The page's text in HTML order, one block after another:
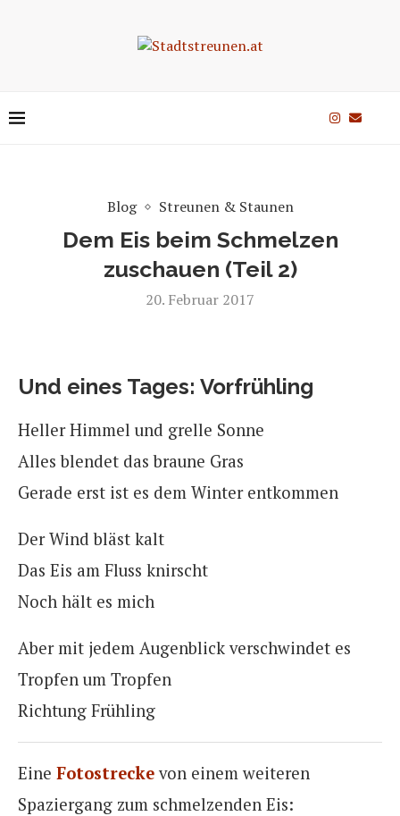
Blog Streunen & Staunen
Dem Eis beim Schmelzen
zuschauen (Teil 2)
20. Februar 2017
Und eines Tages: Vorfrühling
Heller Himmel und grelle Sonne
Alles blendet das braune Gras
Gerade erst ist es dem Winter entkommen
Der Wind bläst kalt
Das Eis am Fluss knirscht
Noch hält es mich
Aber mit jedem Augenblick verschwindet es
Tropfen um Tropfen
Richtung Frühling
Eine Fotostrecke von einem weiteren
Spaziergang zum schmelzenden Eis: